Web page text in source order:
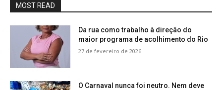
MOST READ
Da rua como trabalho à direção do
maior programa de acolhimento do Rio
27 de fevereiro de 2026
O Carnaval nunca foi neutro. Nem deve